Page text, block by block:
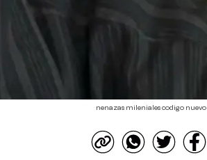
nenazas mileniales codigo nuevo